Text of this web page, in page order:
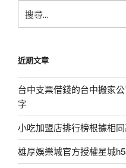
尋
字:
近期文章
台中支票借錢的台中搬家
字
小吃加盟店排行榜根據相
雄厚娛樂城官方授權星城